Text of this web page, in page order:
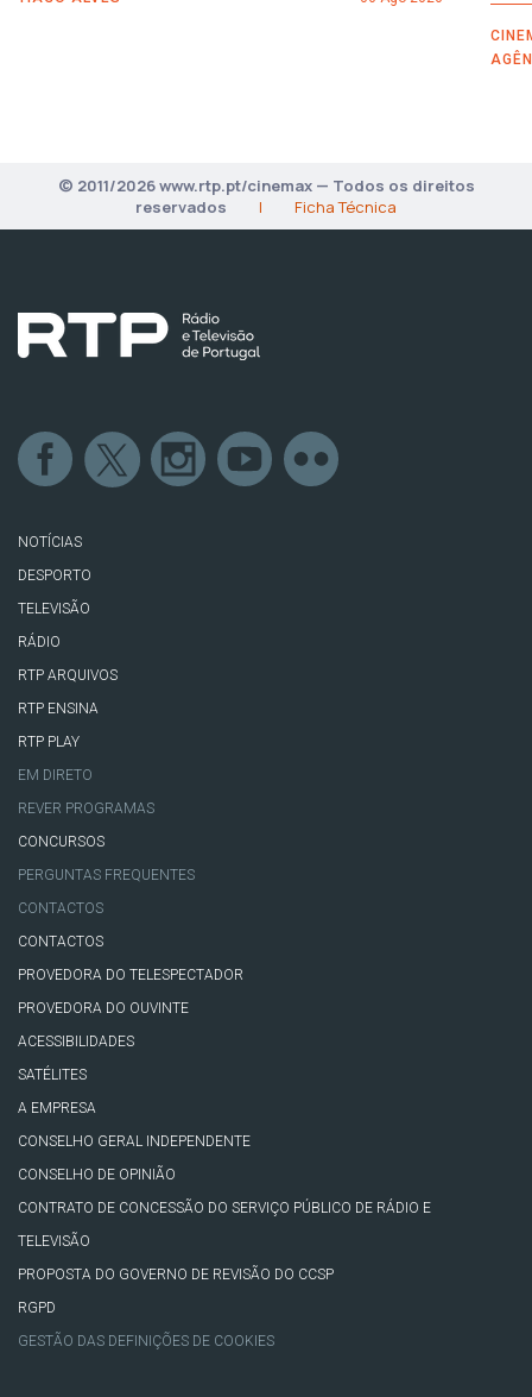
© 2011/2026 www.rtp.pt/cinemax — Todos os direitos
reservados
| Ficha Técnica
NOTÍCIAS
DESPORTO
TELEVISÃO
RÁDIO
RTP ARQUIVOS
RTP ENSINA
RTP PLAY
EM DIRETO
REVER PROGRAMAS
CONCURSOS
PERGUNTAS FREQUENTES
CONTACTOS
CONTACTOS
PROVEDORA DO TELESPECTADOR
PROVEDORA DO OUVINTE
ACESSIBILIDADES
SATÉLITES
A EMPRESA
CONSELHO GERAL INDEPENDENTE
CONSELHO DE OPINIÃO
CONTRATO DE CONCESSÃO DO SERVIÇO PÚBLICO DE RÁDIO E
TELEVISÃO
PROPOSTA DO GOVERNO DE REVISÃO DO CCSP
RGPD
GESTÃO DAS DEFINIÇÕES DE COOKIES